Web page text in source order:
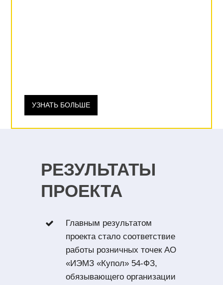
УЗНАТЬ БОЛЬШЕ
РЕЗУЛЬТАТЫ
ПРОЕКТА
Главным результатом
проекта стало соответствие
работы розничных точек АО
«ИЭМЗ «Купол» 54-ФЗ,
обязывающего организации